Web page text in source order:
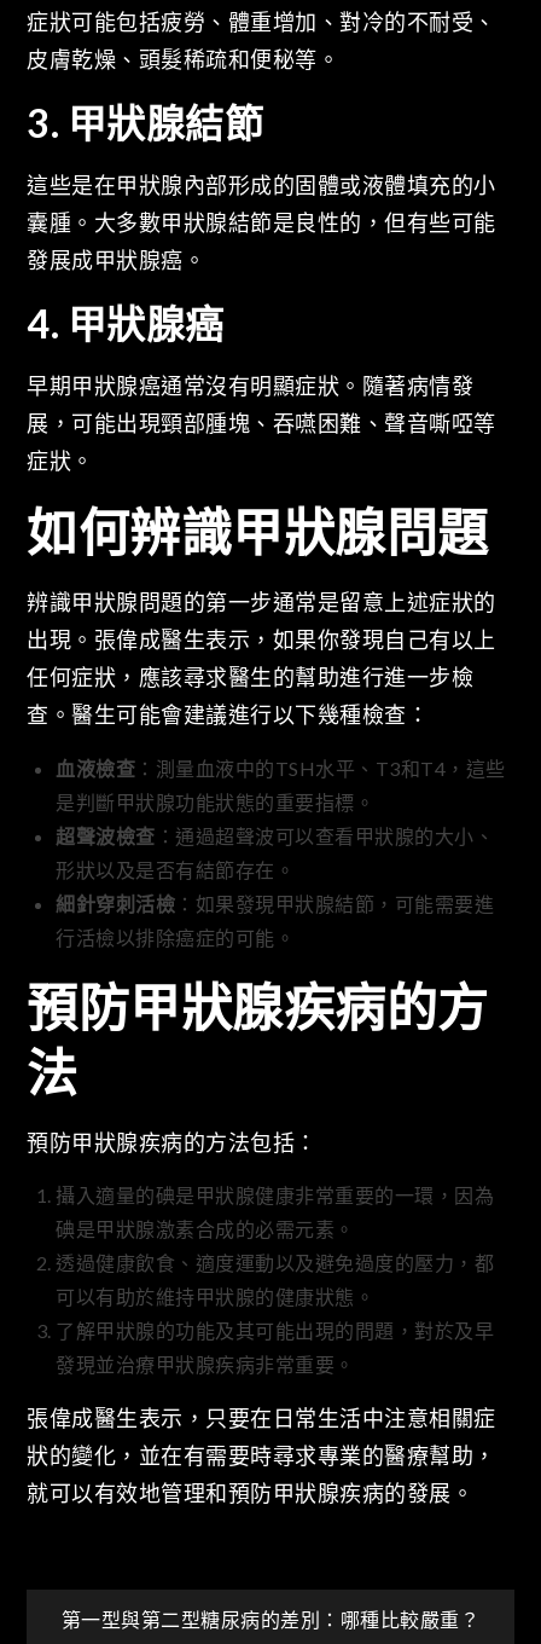
症狀可能包括疲勞、體重增加、對冷的不耐受、
皮膚乾燥、頭髮稀疏和便秘等。
3. 甲狀腺結節
這些是在甲狀腺內部形成的固體或液體填充的小
囊腫。大多數甲狀腺結節是良性的，但有些可能
發展成甲狀腺癌。
4. 甲狀腺癌
早期甲狀腺癌通常沒有明顯症狀。隨著病情發
展，可能出現頸部腫塊、吞嚥困難、聲音嘶啞等
症狀。
如何辨識甲狀腺問題
辨識甲狀腺問題的第一步通常是留意上述症狀的
出現。張偉成醫生表示，如果你發現自己有以上
任何症狀，應該尋求醫生的幫助進行進一步檢
查。醫生可能會建議進行以下幾種檢查：
血液檢查 ：測量血液中的TSH水平、T3和T4，這些
是判斷甲狀腺功能狀態的重要指標。
超聲波檢查 ：通過超聲波可以查看甲狀腺的大小、
形狀以及是否有結節存在。
細針穿刺活檢 ：如果發現甲狀腺結節，可能需要進
行活檢以排除癌症的可能。
預防甲狀腺疾病的方
法
預防甲狀腺疾病的方法包括：
攝入適量的碘是甲狀腺健康非常重要的一環，因為
碘是甲狀腺激素合成的必需元素。
透過健康飲食、適度運動以及避免過度的壓力，都
可以有助於維持甲狀腺的健康狀態。
了解甲狀腺的功能及其可能出現的問題，對於及早
發現並治療甲狀腺疾病非常重要。
張偉成醫生表示，只要在日常生活中注意相關症
狀的變化，並在有需要時尋求專業的醫療幫助，
就可以有效地管理和預防甲狀腺疾病的發展。
第一型與第二型糖尿病的差別：哪種比較嚴重？